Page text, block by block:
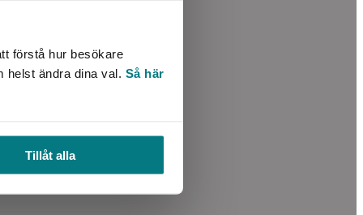
förstå hur besökare
helst ändra dina val. Så här
Tillåt alla